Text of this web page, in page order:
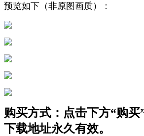
预览如下（非原图画质）：
购买方式：点击下方“购买
下载地址永久有效。